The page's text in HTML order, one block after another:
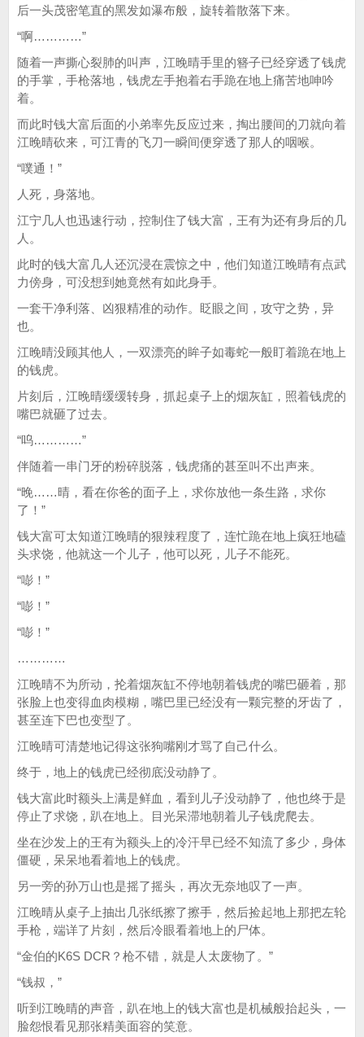
后一头茂密笔直的黑发如瀑布般，旋转着散落下来。
“啊…………”
随着一声撕心裂肺的叫声，江晚晴手里的簪子已经穿透了钱虎
的手掌，手枪落地，钱虎左手抱着右手跪在地上痛苦地呻吟
着。
而此时钱大富后面的小弟率先反应过来，掏出腰间的刀就向着
江晚晴砍来，可江青的飞刀一瞬间便穿透了那人的咽喉。
“噗通！”
人死，身落地。
江宁几人也迅速行动，控制住了钱大富，王有为还有身后的几
人。
此时的钱大富几人还沉浸在震惊之中，他们知道江晚晴有点武
力傍身，可没想到她竟然有如此身手。
一套干净利落、凶狠精准的动作。眨眼之间，攻守之势，异
也。
江晚晴没顾其他人，一双漂亮的眸子如毒蛇一般盯着跪在地上
的钱虎。
片刻后，江晚晴缓缓转身，抓起桌子上的烟灰缸，照着钱虎的
嘴巴就砸了过去。
“呜…………”
伴随着一串门牙的粉碎脱落，钱虎痛的甚至叫不出声来。
“晚……晴，看在你爸的面子上，求你放他一条生路，求你
了！”
钱大富可太知道江晚晴的狠辣程度了，连忙跪在地上疯狂地磕
头求饶，他就这一个儿子，他可以死，儿子不能死。
“嘭！”
“嘭！”
“嘭！”
…………
江晚晴不为所动，抡着烟灰缸不停地朝着钱虎的嘴巴砸着，那
张脸上也变得血肉模糊，嘴巴里已经没有一颗完整的牙齿了，
甚至连下巴也变型了。
江晚晴可清楚地记得这张狗嘴刚才骂了自己什么。
终于，地上的钱虎已经彻底没动静了。
钱大富此时额头上满是鲜血，看到儿子没动静了，他也终于是
停止了求饶，趴在地上。目光呆滞地朝着儿子钱虎爬去。
坐在沙发上的王有为额头上的冷汗早已经不知流了多少，身体
僵硬，呆呆地看着地上的钱虎。
另一旁的孙万山也是摇了摇头，再次无奈地叹了一声。
江晚晴从桌子上抽出几张纸擦了擦手，然后捡起地上那把左轮
手枪，端详了片刻，然后冷眼看着地上的尸体。
“金伯的K6S DCR？枪不错，就是人太废物了。”
“钱叔，”
听到江晚晴的声音，趴在地上的钱大富也是机械般抬起头，一
脸怨恨看见那张精美面容的笑意。